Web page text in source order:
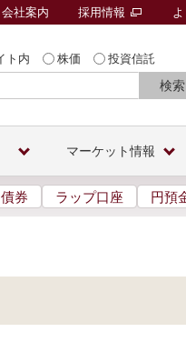
ト内 株価 投資信託
検索
会社案内 採用情報
マーケット情報
債券 ラップ口座 円預